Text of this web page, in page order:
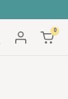
0